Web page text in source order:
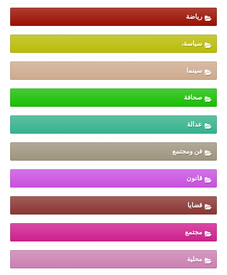
رياضة
سياسة،
سينما
صحافة
عدالة
فن ومجتمع
قانون
قضايا
مجتمع
محلية